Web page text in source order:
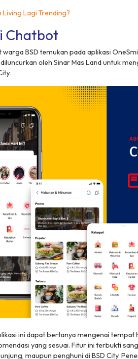
Living Lagi Trending?
Chatbot
warga BSD temukan pada aplikasi
oleh Sinar Mas Land untuk
ini dapat bertanya mengenai tempat
yang sesuai. Fitur ini terbukti
maupun penghuni di BSD City.